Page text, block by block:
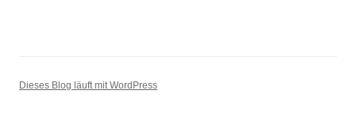
Dieses Blog läuft mit WordPress